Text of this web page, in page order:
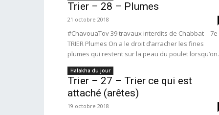
Trier – 28 – Plumes
21 octobre 2018
#ChavouaTov 39 travaux interdits de Chabbat – 7e
TRIER Plumes On a le droit d’arracher les fines
plumes qui restent sur la peau du poulet
Halakha du jour
Trier – 27 – Trier ce qui est
attaché (arêtes)
19 octobre 2018